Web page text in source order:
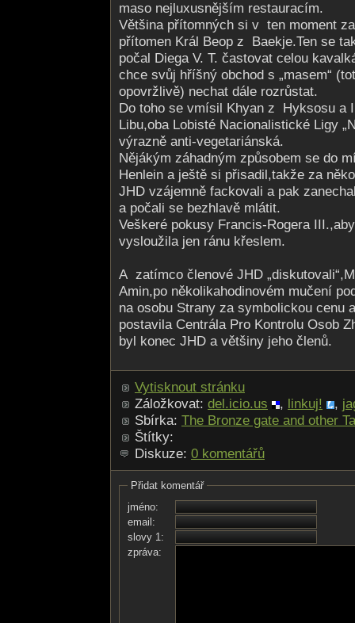
maso nejluxusnějším restauracím.
Většina přítomných si v ten moment
přítomen Král Beop z Baekje.Ten se
počal Diega V. T. častovat celou
chce svůj hříšný obchod s „masem“
opovržlivě) nechat dále rozrůstat.
Do toho se vmísil Khyan z Hyksosu a
Libu,oba Lobisté Nacionalistické Ligy
výrazně anti-vegetariánská.
Nějákým záhadným způsobem se do
Henlein a ještě si přisadil,takže za
JHD vzájemně fackovali a pak
a počali se bezhlavě mlátit.
Veškeré pokusy Francis-Rogera
vysloužila jen ránu křeslem.
A zatímco členové JHD
Amin,po několikahodinovém mučení
na osobu Strany za symbolickou cenu
postavila Centrála Pro Kontrolu Osob
byl konec JHD a většiny jeho členů.
Vytisknout stránku
Záložkovat: del.icio.us , linkuj! ,
Sbírka: The Bronze gate and other
Štítky:
Diskuze: 0 komentářů
Přidat komentář
jméno:
email:
slovy 1:
zpráva: